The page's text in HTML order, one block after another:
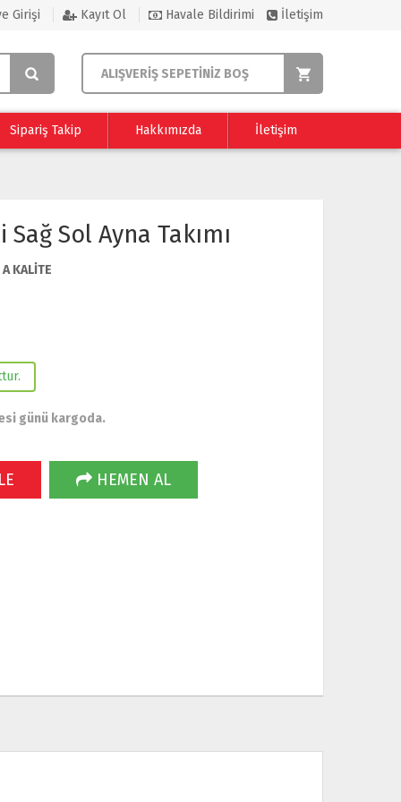
Girişi Kayıt Ol Havale Bildirimi İletişim
ALIŞVERİŞ SEPETİNİZ BOŞ
Sipariş Takip Hakkımızda İletişim
Sol Ayna Takımı
A KALİTE
günü kargoda.
HEMEN AL